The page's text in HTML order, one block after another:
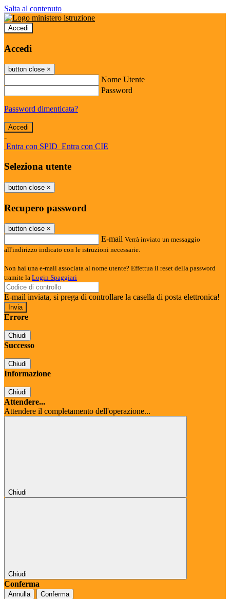
Salta al contenuto
Accedi
Accedi
button close ×
Nome Utente
Password
Password dimenticata?
-
Entra con SPID Entra con CIE
Seleziona utente
button close ×
Recupero password
button close ×
E-mail Verrà inviato un messaggio
all'indirizzo indicato con le istruzioni necessarie.
Non hai una e-mail associata al nome utente? Effettua il reset della password
tramite la Login Spaggiari
E-mail inviata, si prega di controllare la casella di posta elettronica!
Errore
Chiudi
Successo
Chiudi
Informazione
Chiudi
Attendere...
Attendere il completamento dell'operazione...
Chiudi
Chiudi
Conferma
Annulla Conferma